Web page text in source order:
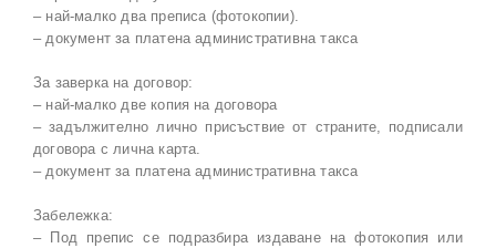
– най-малко два преписа (фотокопии).
– документ за платена административна такса
За заверка на договор:
– най-малко две копия на договора
– задължително лично присъствие от страните, подписали
договора с лична карта.
– документ за платена административна такса
Забележка:
– Под препис се подразбира издаване на фотокопия или